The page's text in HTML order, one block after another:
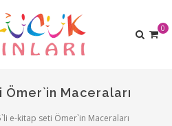
0
Maceraları
e-kitap seti Ömer`in Maceraları